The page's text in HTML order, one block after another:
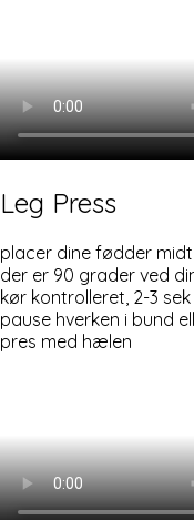
Leg Press
placer dine fødder
der er 90 grader ved
kør kontrolleret, 2-3
pause hverken i bund
pres med hælen